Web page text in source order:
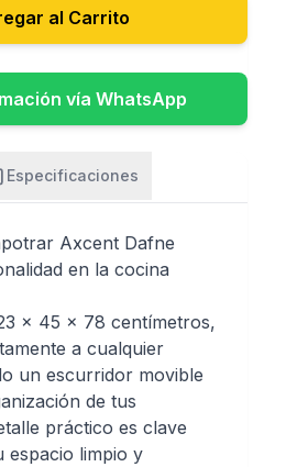
al Carrito
vía WhatsApp
Especificaciones
Axcent Dafne
en la cocina
x 45 x 78 centímetros,
a cualquier
un escurridor movible
de tus
práctico es clave
espacio limpio y